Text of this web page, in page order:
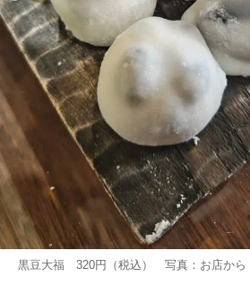
黒豆大福 320円（税込） 写真：お店から